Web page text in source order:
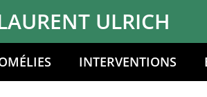
ULRICH
INTERVENTIONS